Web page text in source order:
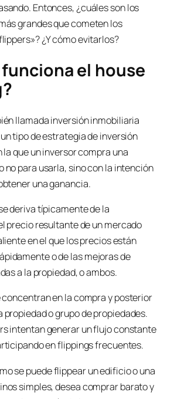
Entonces, ¿cuáles son los
grandes que cometen los
? ¿Y cómo evitarlos?
el house
?
llamada inversión inmobiliaria
tipo de estrategia de inversión
que un inversor compra una
no para usarla, sino con la intención
una ganancia.
deriva típicamente de la
precio resultante de un mercado
en el que los precios están
o de las mejoras de
a la propiedad, o ambos.
en la compra y posterior
propiedad o grupo de propiedades.
intentan generar un flujo constante
enflippingsfrecuentes.
se puedeflippearun edificio o una
simples, desea comprar barato y